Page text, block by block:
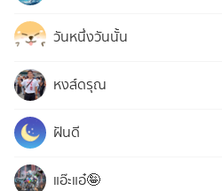
วันหนึ่งวันนั้น
หงส์ดรุณ
ฝันดี
แอ๊ะแอ๋🤪